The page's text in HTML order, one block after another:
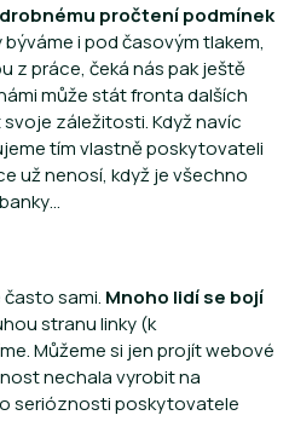
pročtení podmínek
býváme i pod časovým tlakem,
z práce, čeká nás pak ještě
může stát fronta dalších
záležitosti. Když navíc
tím vlastně poskytovateli
už nenosí, když je všechno
sami. Mnoho lidí se bojí
stranu linky (k
Můžeme si jen projít webové
nechala vyrobit na
serióznosti poskytovatele